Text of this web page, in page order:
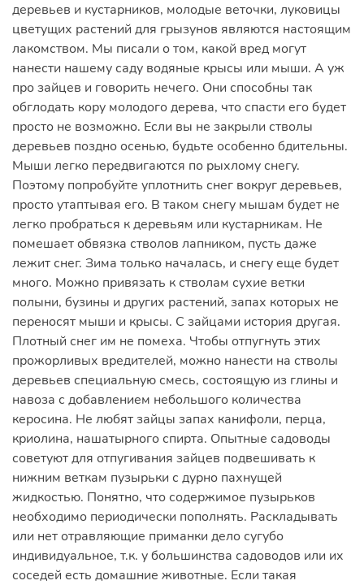
деревьев и кустарников, молодые веточки, луковицы
цветущих растений для грызунов являются настоящим
лакомством. Мы писали о том, какой вред могут
нанести нашему саду водяные крысы или мыши. А уж
про зайцев и говорить нечего. Они способны так
обглодать кору молодого дерева, что спасти его будет
просто не возможно. Если вы не закрыли стволы
деревьев поздно осенью, будьте особенно бдительны.
Мыши легко передвигаются по рыхлому снегу.
Поэтому попробуйте уплотнить снег вокруг деревьев,
просто утаптывая его. В таком снегу мышам будет не
легко пробраться к деревьям или кустарникам. Не
помешает обвязка стволов лапником, пусть даже
лежит снег. Зима только началась, и снегу еще будет
много. Можно привязать к стволам сухие ветки
полыни, бузины и других растений, запах которых не
переносят мыши и крысы. С зайцами история другая.
Плотный снег им не помеха. Чтобы отпугнуть этих
прожорливых вредителей, можно нанести на стволы
деревьев специальную смесь, состоящую из глины и
навоза с добавлением небольшого количества
керосина. Не любят зайцы запах канифоли, перца,
криолина, нашатырного спирта. Опытные садоводы
советуют для отпугивания зайцев подвешивать к
нижним веткам пузырьки с дурно пахнущей
жидкостью. Понятно, что содержимое пузырьков
необходимо периодически пополнять. Раскладывать
или нет отравляющие приманки дело сугубо
индивидуальное, т.к. у большинства садоводов или их
соседей есть домашние животные. Если такая